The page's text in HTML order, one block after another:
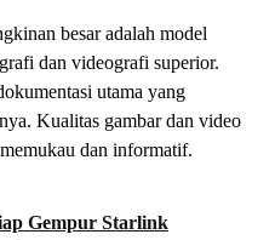
besar adalah model
dan videografi superior.
utama yang
Kualitas gambar dan video
dan informatif.
Gempur Starlink